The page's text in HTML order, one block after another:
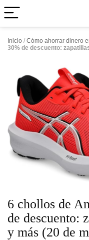
Inicio / Cómo ahorrar dinero
30% de descuento:
6 chollos de
de descuento:
y más (20 de